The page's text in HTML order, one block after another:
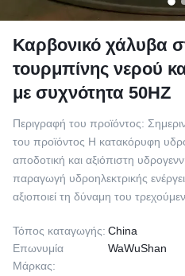
Καρβονικό χάλυβα
τουρμπίνης νερού
με συχνότητα 50HZ
Περιγραφή του προϊόντος:
του προϊόντος Η κατακόρυφη
αποδοτική και αξιόπιστη
παραγωγή υδροηλεκτρικής
αξιοποιεί τη δύναμη του
Τόπος καταγωγής: China
Επωνυμία
Μάρκας:
WaWuShan